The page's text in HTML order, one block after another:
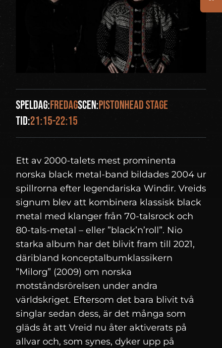
Speldag:fredagScen:Pistonhead Stage
Tid:21:15-22:15
Ett av 2000-talets mest prominenta
norska black metal-band bildades 2004 ur
spillrorna efter legendariska Windir. Vreids
signum blev att kombinera klassisk black
metal med klanger från 70-talsrock och
80-tals-metal – eller ”black’n’roll”. Nio
starka album har det blivit fram till 2021,
däribland konceptalbumklassikern
”Milorg” (2009) om norska
motståndsrörelsen under andra
världskriget. Eftersom det bara blivit två
singlar sedan dess, är det många som
gläds åt att Vreid nu åter aktiverats på
allvar och, som synes, dyker upp på